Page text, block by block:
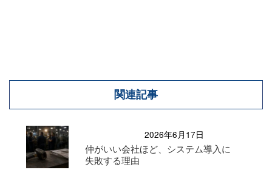
関連記事
2026年6月17日
仲がいい会社ほど、システム導入に
失敗する理由